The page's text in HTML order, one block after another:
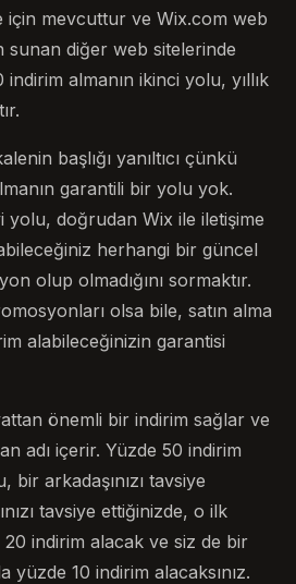
için mevcuttur ve Wix.com web
sunan diğer web sitelerinde
almanın ikinci yolu, yıllık
başlığı yanıltıcı çünkü
garantili bir yolu yok.
yolu, doğrudan Wix ile iletişime
herhangi bir güncel
olup olmadığını sormaktır.
olsa bile, satın alma
alabileceğinizin garantisi
önemli bir indirim sağlar ve
adı içerir. Yüzde 50 indirim
bir arkadaşınızı tavsiye
tavsiye ettiğinizde, o ilk
20 indirim alacak ve siz de bir
yüzde 10 indirim alacaksınız.